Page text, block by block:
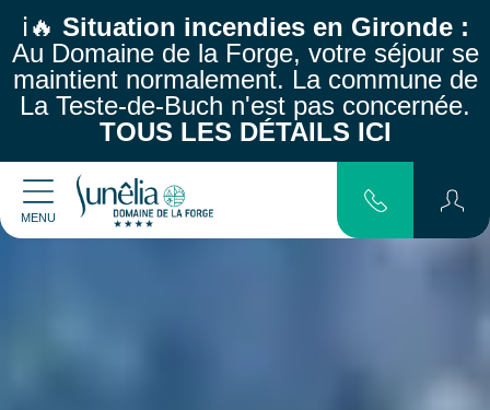
ℹ️🔥 Situation incendies en Gironde :
Au Domaine de la Forge, votre séjour se
maintient normalement. La commune de
La Teste-de-Buch n'est pas concernée.
TOUS LES DÉTAILS ICI
MENU